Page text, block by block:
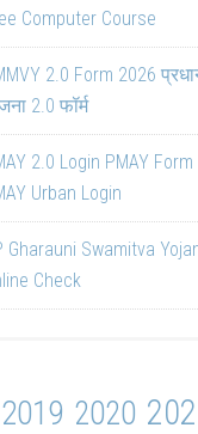
Computer Course
2.0 Form 2026
2.0 फॉर्म
2.0 Login PMAY
Urban Login
Gharauni Swamitva
Check
2019 2020